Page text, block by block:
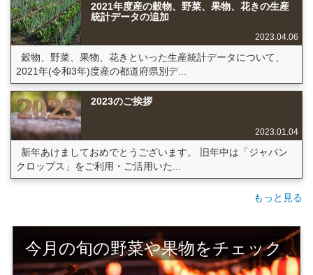
2021年度産の穀物、野菜、果物、花きの生産
統計データの追加
2023.04.06
穀物、野菜、果物、花きといった生産統計データについて、
2021年(令和3年)度産の都道府県別デ...
2023のご挨拶
2023.01.04
新年あけましておめでとうございます。 旧年中は「ジャパン
クロップス」をご利用・ご活用いた...
もっと見る
今月の旬の野菜や果物をチェック